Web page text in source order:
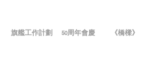
旗艦工作計劃 50周年會慶 《橋樑》